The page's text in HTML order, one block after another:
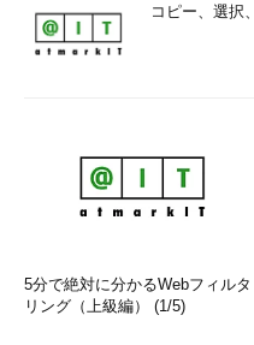
コピー、選択
5分で絶対に分かるWebフィルタ
リング（上級編） (1/5)